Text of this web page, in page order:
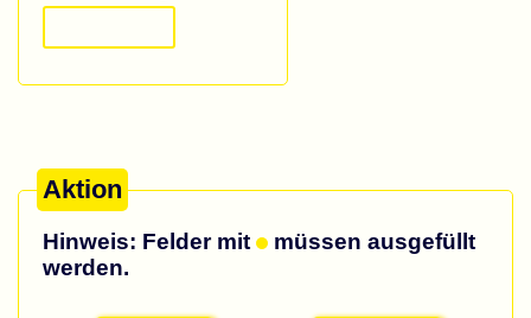
Aktion
Hinweis: Felder mit
müssen ausgefüllt
werden.